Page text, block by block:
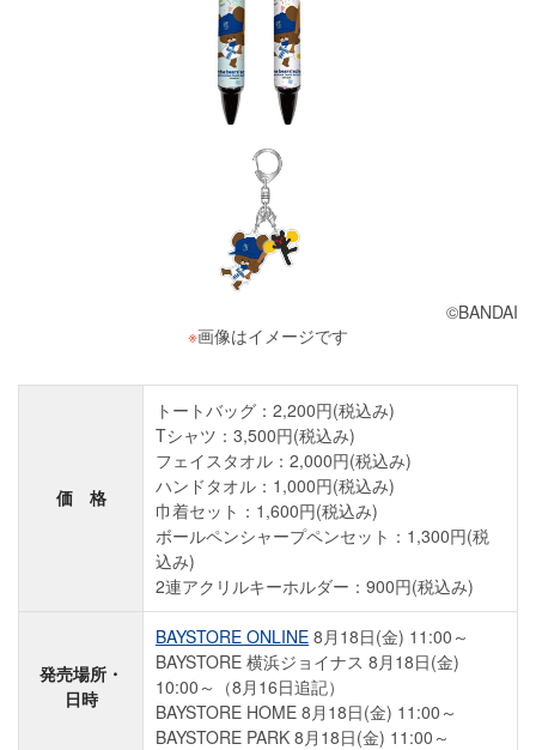
©BANDAI
※画像はイメージです
価 格
トートバッグ：2,200円(税込み)
Tシャツ：3,500円(税込み)
フェイスタオル：2,000円(税込み)
ハンドタオル：1,000円(税込み)
巾着セット：1,600円(税込み)
ボールペンシャープペンセット：1,300円(税
込み)
2連アクリルキーホルダー：900円(税込み)
発売場所・
日時
BAYSTORE ONLINE 8月18日(金) 11:00～
BAYSTORE 横浜ジョイナス 8月18日(金)
10:00～（8月16日追記）
BAYSTORE HOME 8月18日(金) 11:00～
BAYSTORE PARK 8月18日(金) 11:00～